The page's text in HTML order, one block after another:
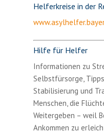
Helferkreise in der
Hilfe für Helfer
Informationen zu
Selbstfürsorge,
Stabilisierung und
Menschen, die
Weitergeben – weil
Ankommen zu